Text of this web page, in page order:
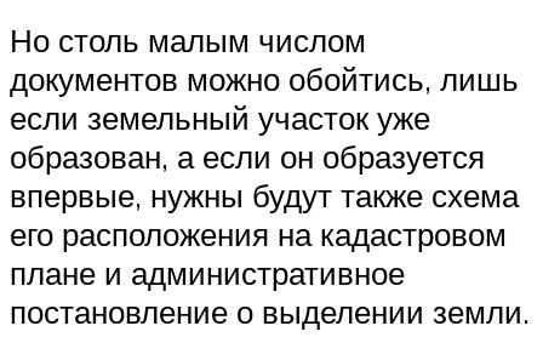
Но столь малым числом
документов можно обойтись, лишь
если земельный участок уже
образован, а если он образуется
впервые, нужны будут также схема
его расположения на кадастровом
плане и административное
постановление о выделении земли.